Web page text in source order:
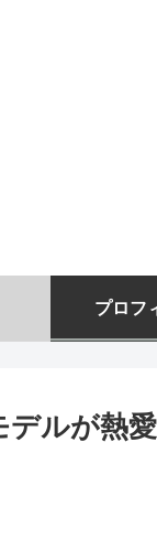
プロフ
デルが熱